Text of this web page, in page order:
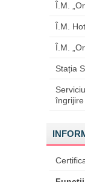
Î.M.
Î.M.
Î.M.
Stația